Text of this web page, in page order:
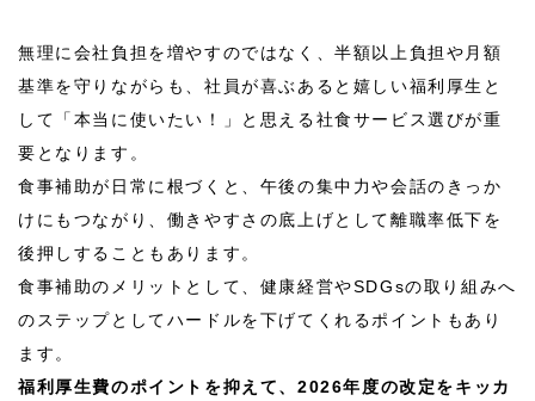
無理に会社負担を増やすのではなく、半額以上負担や月額
基準を守りながらも、社員が喜ぶあると嬉しい福利厚生と
して「本当に使いたい！」と思える社食サービス選びが重
要となります。
食事補助が日常に根づくと、午後の集中力や会話のきっか
けにもつながり、働きやすさの底上げとして離職率低下を
後押しすることもあります。
食事補助のメリットとして、健康経営やSDGsの取り組みへ
のステップとしてハードルを下げてくれるポイントもあり
ます。
福利厚生費のポイントを抑えて、2026年度の改定をキッカ